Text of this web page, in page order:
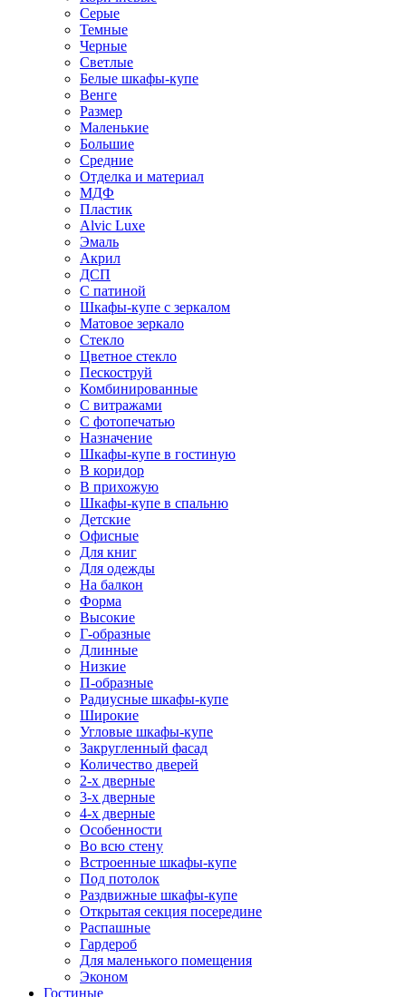
Серые
Темные
Черные
Светлые
Белые шкафы-купе
Венге
Размер
Маленькие
Большие
Средние
Отделка и материал
МДФ
Пластик
Alvic Luxe
Эмаль
Акрил
ДСП
С патиной
Шкафы-купе с зеркалом
Матовое зеркало
Стекло
Цветное стекло
Пескоструй
Комбинированные
С витражами
С фотопечатью
Назначение
Шкафы-купе в гостиную
В коридор
В прихожую
Шкафы-купе в спальню
Детские
Офисные
Для книг
Для одежды
На балкон
Форма
Высокие
Г-образные
Длинные
Низкие
П-образные
Радиусные шкафы-купе
Широкие
Угловые шкафы-купе
Закругленный фасад
Количество дверей
2-х дверные
3-х дверные
4-х дверные
Особенности
Во всю стену
Встроенные шкафы-купе
Под потолок
Раздвижные шкафы-купе
Открытая секция посередине
Распашные
Гардероб
Для маленького помещения
Эконом
Гостиные